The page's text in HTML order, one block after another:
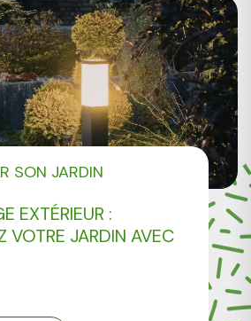
EXTÉRIEUR :
VOTRE JARDIN AVEC
SON JARDIN